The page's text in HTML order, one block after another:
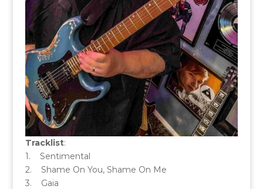
Tracklist:
1. Sentimental
2. Shame On You, Shame On Me
3. Gaia